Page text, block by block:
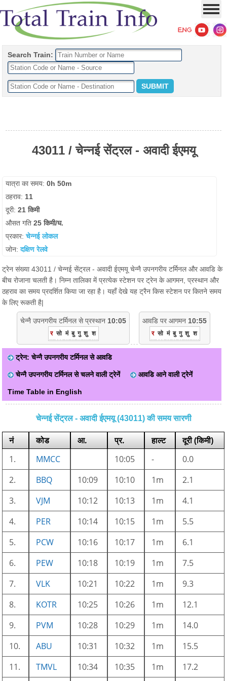
Search Train:
43011 / चेन्नई सेंट्रल - अवादी ईएमयू
यात्रा का समय:0h 50m
ठहराव: 11
दूरी:21 किमी
औसत गति25 किमी/घ.
प्रकार:चेन्नई लोकल
जोन:दक्षिण रेलवे
ट्रेन संख्या 43011 / चेन्नई सेंट्रल - अवादी ईएमयू चेन्नै उपनगरीय टर्मिनल और आवडि के
बीच रोजाना चलती है। निम्न तालिका में प्रत्येक स्टेशन पर ट्रेन के आगमन, प्रस्थान और
ठहराव का समय प्रदर्शित किया जा रहा है। यहाँ देखे यह ट्रैन किस स्टेशन पर कितने समय
के लिए रूकती है|
चेन्नै उपनगरीय टर्मिनल से प्रस्थान 10:05
र सो मं बु गु शु श
आवडि पर आगमन 10:55
र सो मं बु गु शु श
ट्रेन: चेन्नै उपनगरीय टर्मिनल से आवडि
चेन्नै उपनगरीय टर्मिनल से चलने वाली ट्रेनें आवडि आने वाली ट्रेनें
Time Table in English
चेन्नई सेंट्रल - अवादी ईएमयू (43011) की समय सारणी
नं कोड आ. प्र. हाल्ट
दूरी (किमी)
1.
MMCC 10:05 -
0.0
2.
BBQ 10:09 10:10 1m
2.1
3.
VJM 10:12 10:13 1m
4.1
4.
PER 10:14 10:15 1m
5.5
5.
PCW 10:16 10:17 1m
6.1
6.
PEW 10:18 10:19 1m
7.5
7.
VLK 10:21 10:22 1m
9.3
8.
KOTR 10:25 10:26 1m
12.1
9.
PVM 10:28 10:29 1m
14.0
10.
ABU 10:31 10:32 1m
15.5
11.
TMVL 10:34 10:35 1m 17.2